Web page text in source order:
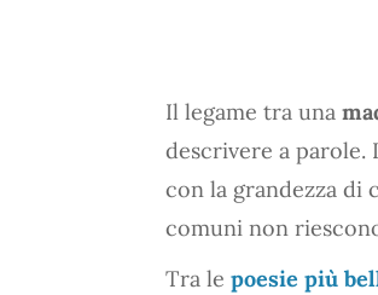
Il legame tra una
descrivere a parole.
con la grandezza di
comuni non
Tra le poesie più